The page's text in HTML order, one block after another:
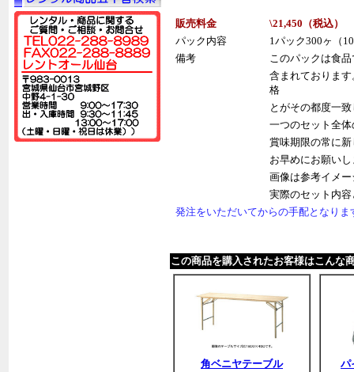
販売料金 \21,450（税込）
パック内容
1パック300ヶ（
備考
このパックは食
含まれておりま
格
とがその都度一
一つのセット全
賞味期限の常に
お早めにお願い
画像は参考イメ
実際のセット内
発注をいただいてからの手配となり
この商品を購入されたお客様はこんな
角ベニヤテーブル
パ